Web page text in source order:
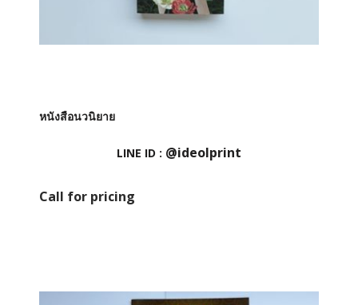
หนังสือนวนิยาย
LINE ID : @ideolprint
Call for pricing